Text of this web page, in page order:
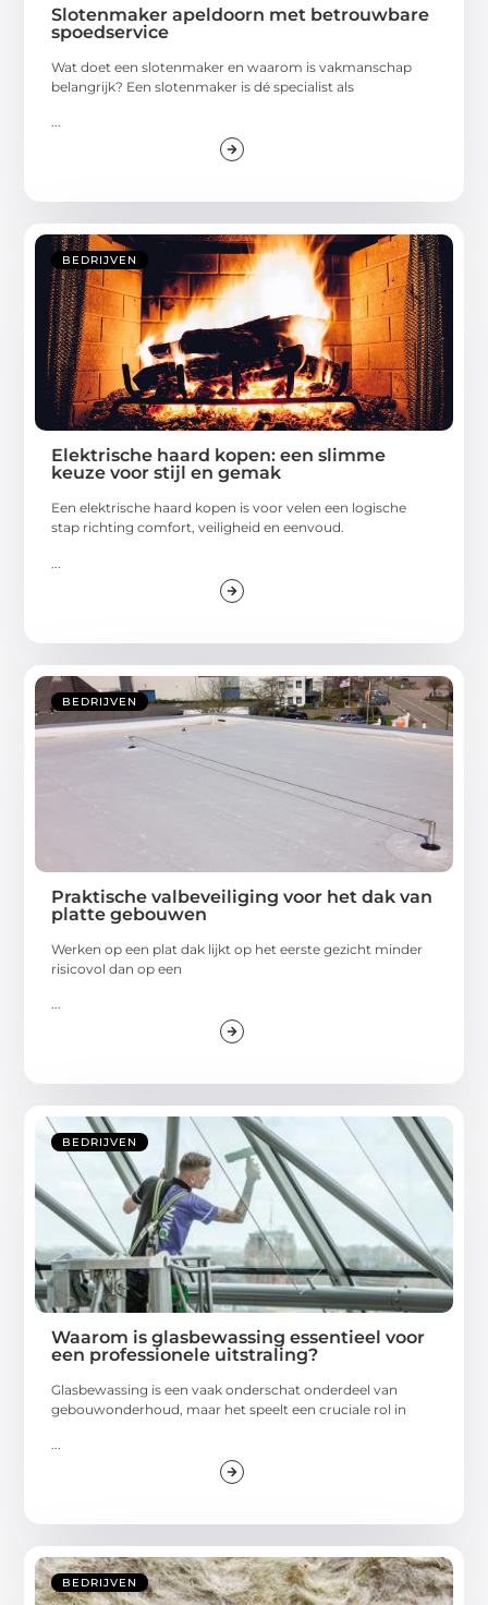
Slotenmaker apeldoorn met betrouwbare
spoedservice
Wat doet een slotenmaker en waarom is vakmanschap
belangrijk? Een slotenmaker is dé specialist als
...
BEDRIJVEN
Elektrische haard kopen: een slimme
keuze voor stijl en gemak
Een elektrische haard kopen is voor velen een logische
stap richting comfort, veiligheid en eenvoud.
BEDRIJVEN
Praktische valbeveiliging voor het dak van
platte gebouwen
Werken op een plat dak lijkt op het eerste gezicht minder
risicovol dan op een
...
BEDRIJVEN
Waarom is glasbewassing essentieel voor
een professionele uitstraling?
Glasbewassing is een vaak onderschat onderdeel van
gebouwonderhoud, maar het speelt een cruciale rol in
...
BEDRIJVEN